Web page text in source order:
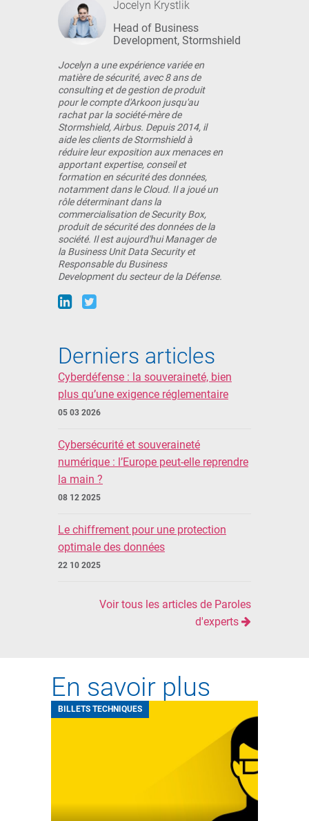
Jocelyn Krystlik
Head of Business
Development, Stormshield
Jocelyn a une expérience variée en
matière de sécurité, avec 8 ans de
consulting et de gestion de produit
pour le compte d'Arkoon jusqu'au
rachat par la société-mère de
Stormshield, Airbus. Depuis 2014, il
aide les clients de Stormshield à
réduire leur exposition aux menaces en
apportant expertise, conseil et
formation en sécurité des données,
notamment dans le Cloud. Il a joué un
rôle déterminant dans la
commercialisation de Security Box,
produit de sécurité des données de la
société. Il est aujourd'hui Manager de
la Business Unit Data Security et
Responsable du Business
Development du secteur de la Défense.
Derniers articles
Cyberdéfense : la souveraineté, bien
plus qu’une exigence réglementaire
05 03 2026
Cybersécurité et souveraineté
numérique : l’Europe peut-elle reprendre
la main ?
08 12 2025
Le chiffrement pour une protection
optimale des données
22 10 2025
Voir tous les articles de Paroles
d'experts
En savoir plus
BILLETS TECHNIQUES